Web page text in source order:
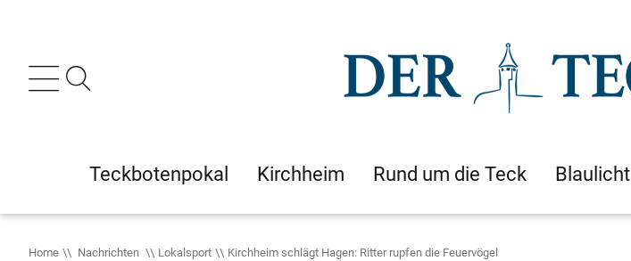
Teckbotenpokal Kirchheim Rund um die Teck Blaulicht
Home Nachrichten Lokalsport Kirchheim schlägt Hagen: Ritter rupfen die Feuervögel